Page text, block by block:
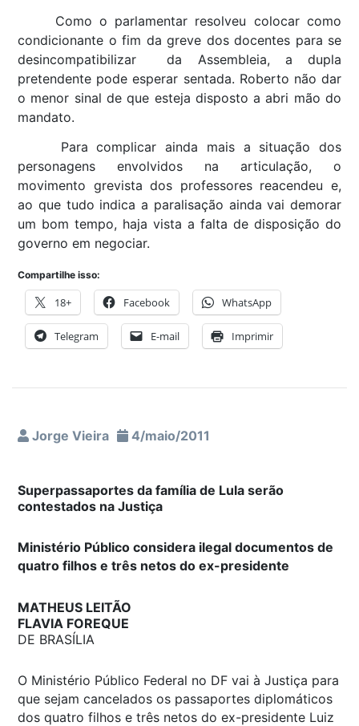
Como o parlamentar resolveu colocar como
condicionante o fim da greve dos docentes para se
desincompatibilizar da Assembleia, a dupla
pretendente pode esperar sentada. Roberto não dar
o menor sinal de que esteja disposto a abri mão do
mandato.
Para complicar ainda mais a situação dos
personagens envolvidos na articulação, o
movimento grevista dos professores reacendeu e,
ao que tudo indica a paralisação ainda vai demorar
um bom tempo, haja vista a falta de disposição do
governo em negociar.
Compartilhe isso:
18+ Facebook WhatsApp
Telegram E-mail Imprimir
Jorge Vieira 4/maio/2011
Superpassaportes da família de Lula serão
contestados na Justiça
Ministério Público considera ilegal documentos de
quatro filhos e três netos do ex-presidente
MATHEUS LEITÃO
FLAVIA FOREQUE
DE BRASÍLIA
O Ministério Público Federal no DF vai à Justiça para
que sejam cancelados os passaportes diplomáticos
dos quatro filhos e três netos do ex-presidente Luiz